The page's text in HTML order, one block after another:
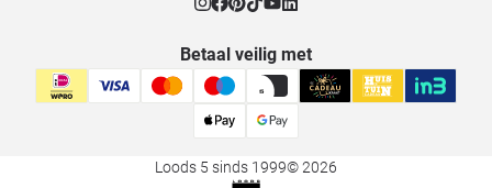
Betaal veilig met
Loods 5 sinds 1999© 2026